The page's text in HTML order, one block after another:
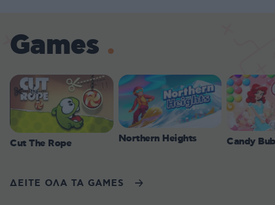
Games
Cut The Rope Northern Heights Candy
ΔΕΙΤΕ ΟΛΑ ΤΑ GAMES